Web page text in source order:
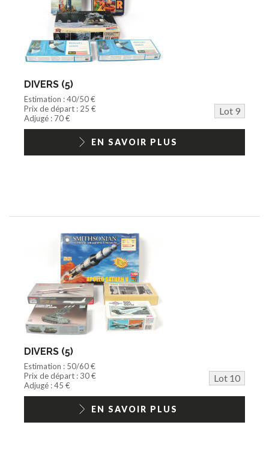
DIVERS (5)
Estimation : 40/50 €
Prix de départ : 25 €
Lot 9
Adjugé : 70 €
EN SAVOIR PLUS
DIVERS (5)
Estimation : 50/60 €
Prix de départ : 30 €
Lot 10
Adjugé : 45 €
EN SAVOIR PLUS